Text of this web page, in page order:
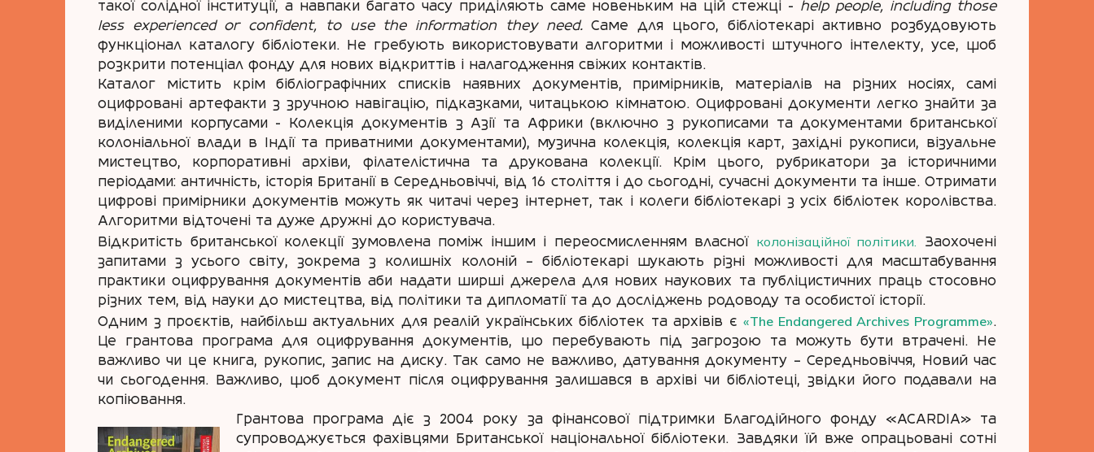
такої солідної інституції, а навпаки багато часу приділяють саме новеньким на цій стежці - help people, including those
less experienced or confident, to use the information they need.Саме для цього, бібліотекарі активно розбудовують
функціонал каталогу бібліотеки. Не гребують використовувати алгоритми і можливості штучного інтелекту, усе, щоб
розкрити потенціал фонду для нових відкриттів і налагодження свіжих контактів.
Каталог містить крім бібліографічних списків наявних документів, примірників, матеріалів на різних носіях, самі
оцифровані артефакти з зручною навігацію, підказками, читацькою кімнатою. Оцифровані документи легко знайти за
виділеними корпусами - Колекція документів з Азії та Африки (включно з рукописами та документами британської
колоніальної влади в Індії та приватними документами), музична колекція, колекція карт, західні рукописи, візуальне
мистецтво, корпоративні архіви, філателістична та друкована колекції. Крім цього, рубрикатори за історичними
періодами: античність, історія Британії в Середньовіччі, від 16 століття і до сьогодні, сучасні документи та інше. Отримати
цифрові примірники документів можуть як читачі через інтернет, так і колеги бібліотекарі з усіх бібліотек королівства.
Алгоритми відточені та дуже дружні до користувача.
Відкритість британської колекції зумовлена поміж іншим і переосмисленням власної колонізаційної політики. Заохочені
запитами з усього світу, зокрема з колишніх колоній – бібліотекарі шукають різні можливості для масштабування
практики оцифрування документів аби надати ширші джерела для нових наукових та публіцистичних праць стосовно
різних тем, від науки до мистецтва, від політики та дипломатії та до досліджень родоводу та особистої історії.
Одним з проєктів, найбільш актуальних для реалій українських бібліотек та архівів є«The Endangered Archives Programme».
Це грантова програма для оцифрування документів, що перебувають під загрозою та можуть бути втрачені. Не
важливо чи це книга, рукопис, запис на диску. Так само не важливо, датування документу – Середньовіччя, Новий час
чи сьогодення. Важливо, щоб документ після оцифрування залишався в архіві чи бібліотеці, звідки його подавали на
копіювання.
Грантова програма діє з 2004 року за фінансової підтримки Благодійного фонду «ACARDIA» та
супроводжується фахівцями Британської національної бібліотеки. Завдяки їй вже опрацьовані сотні